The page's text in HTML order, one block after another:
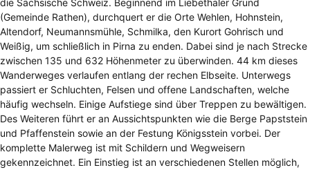
die Sächsische Schweiz. Beginnend im Liebethaler Grund
(Gemeinde Rathen), durchquert er die Orte Wehlen, Hohnstein,
Altendorf, Neumannsmühle, Schmilka, den Kurort Gohrisch und
Weißig, um schließlich in Pirna zu enden. Dabei sind je nach Strecke
zwischen 135 und 632 Höhenmeter zu überwinden. 44 km dieses
Wanderweges verlaufen entlang der rechen Elbseite. Unterwegs
passiert er Schluchten, Felsen und offene Landschaften, welche
häufig wechseln. Einige Aufstiege sind über Treppen zu bewältigen.
Des Weiteren führt er an Aussichtspunkten wie die Berge Papststein
und Pfaffenstein sowie an der Festung Königsstein vorbei. Der
komplette Malerweg ist mit Schildern und Wegweisern
gekennzeichnet. Ein Einstieg ist an verschiedenen Stellen möglich,